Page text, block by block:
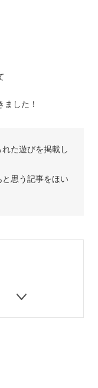
した！
た遊びを掲載し
思う記事をほい